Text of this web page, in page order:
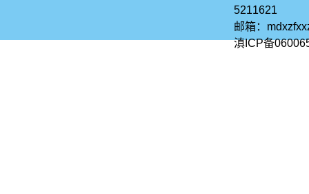
5211621
邮箱：
滇ICP备